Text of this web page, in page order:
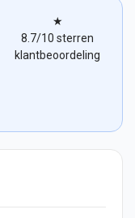
★
8.7/10 sterren
klantbeoordeling